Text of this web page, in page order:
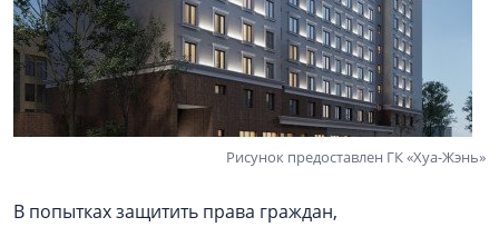
Рисунок предоставлен ГК «Хуа-Жэнь»
В попытках защитить права граждан,